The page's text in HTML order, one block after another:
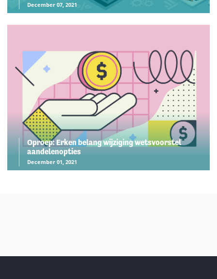
December 07, 2021
Oproep: Erken belang wijziging wetsvoorstel
aandelenopties
December 01, 2021